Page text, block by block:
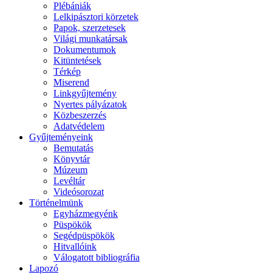
Plébániák
Lelkipásztori körzetek
Papok, szerzetesek
Világi munkatársak
Dokumentumok
Kitüntetések
Térkép
Miserend
Linkgyűjtemény
Nyertes pályázatok
Közbeszerzés
Adatvédelem
Gyűjteményeink
Bemutatás
Könyvtár
Múzeum
Levéltár
Videósorozat
Történelmünk
Egyházmegyénk
Püspökök
Segédpüspökök
Hitvallóink
Válogatott bibliográfia
Lapozó